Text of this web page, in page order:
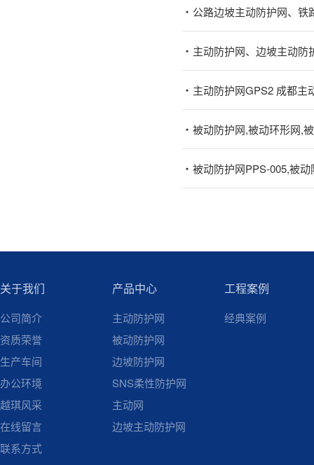
公路边坡主动防护网、铁
主动防护网、边坡主动防
主动防护网GPS2 成都主
被动防护网,被动环形网,
被动防护网PPS-005,被
关于我们
公司简介
资质荣誉
生产车间
办公环境
越琪风采
在线留言
联系方式
产品中心
主动防护网
被动防护网
边坡防护网
SNS柔性防护网
主动网
边坡主动防护网
工程案例
经典案例